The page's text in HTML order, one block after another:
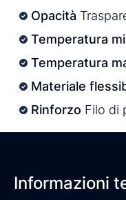
Opacità
Temperatura
Temperatura
Materiale
Rinforzo Filo di
Informazioni